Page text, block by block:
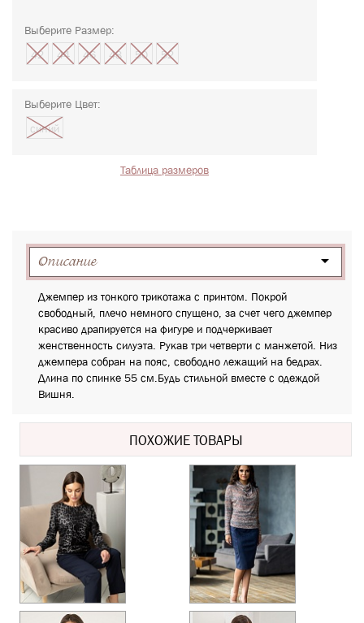
Выберите Размер:
42
44 46 48 50 52
Выберите Цвет:
синий
Таблица размеров
Описание
Джемпер из тонкого трикотажа с принтом. Покрой
свободный, плечо немного спущено, за счет чего джемпер
красиво драпируется на фигуре и подчеркивает
женственность силуэта. Рукав три четверти с манжетой. Низ
джемпера собран на пояс, свободно лежащий на бедрах.
Длина по спинке 55 см.Будь стильной вместе с одеждой
Вишня.
ПОХОЖИЕ ТОВАРЫ